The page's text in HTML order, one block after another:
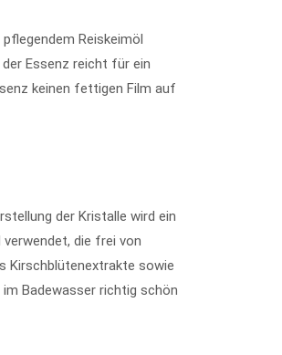
Reiskeimöl
Essenz reicht für ein
keinen fettigen Film auf
der Kristalle wird ein
die frei von
Kirschblütenextrakte sowie
Badewasser richtig schön